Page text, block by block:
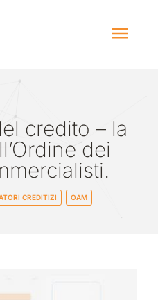
credito – la
dei
CREDITIZI OAM